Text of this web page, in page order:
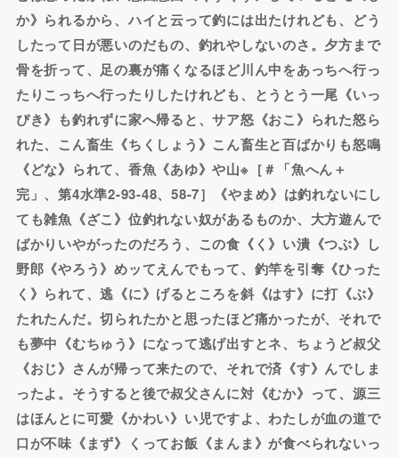
か》られるから、ハイと云って釣には出たけれども、どう
したって日が悪いのだもの、釣れやしないのさ。夕方まで
骨を折って、足の裏が痛くなるほど川ん中をあっちへ行っ
たりこっちへ行ったりしたけれども、とうとう一尾《いっ
ぴき》も釣れずに家へ帰ると、サア怒《おこ》られた怒ら
れた、こん畜生《ちくしょう》こん畜生と百ばかりも怒鳴
《どな》られて、香魚《あゆ》や山※［＃「魚へん＋
完」、第4水準2-93-48、58-7］《やまめ》は釣れないにし
ても雑魚《ざこ》位釣れない奴があるものか、大方遊んで
ばかりいやがったのだろう、この食《く》い潰《つぶ》し
野郎《やろう》めッてえんでもって、釣竿を引奪《ひった
く》られて、逃《に》げるところを斜《はす》に打《ぶ》
たれたんだ。切られたかと思ったほど痛かったが、それで
も夢中《むちゅう》になって逃げ出すとネ、ちょうど叔父
《おじ》さんが帰って来たので、それで済《す》んでしま
ったよ。そうすると後で叔父さんに対《むか》って、源三
はほんとに可愛《かわい》い児ですよ、わたしが血の道で
口が不味《まず》くってお飯《まんま》が食べられないっ